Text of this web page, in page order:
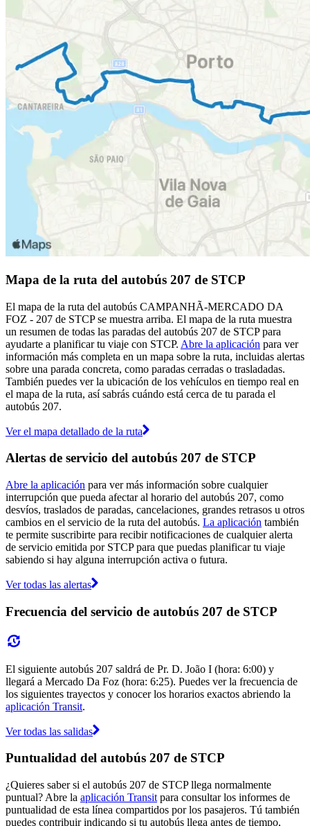
Mapa de la ruta del autobús 207 de STCP
El mapa de la ruta del autobús CAMPANHÃ-MERCADO DA
FOZ - 207 de STCP se muestra arriba. El mapa de la ruta muestra
un resumen de todas las paradas del autobús 207 de STCP para
ayudarte a planificar tu viaje con STCP. Abre la aplicación para ver
información más completa en un mapa sobre la ruta, incluidas alertas
sobre una parada concreta, como paradas cerradas o trasladadas.
También puedes ver la ubicación de los vehículos en tiempo real en
el mapa de la ruta, así sabrás cuándo está cerca de tu parada el
autobús 207.
Ver el mapa detallado de la ruta
Alertas de servicio del autobús 207 de STCP
Abre la aplicación para ver más información sobre cualquier
interrupción que pueda afectar al horario del autobús 207, como
desvíos, traslados de paradas, cancelaciones, grandes retrasos u otros
cambios en el servicio de la ruta del autobús. La aplicación también
te permite suscribirte para recibir notificaciones de cualquier alerta
de servicio emitida por STCP para que puedas planificar tu viaje
sabiendo si hay alguna interrupción activa o futura.
Ver todas las alertas
Frecuencia del servicio de autobús 207 de STCP
El siguiente autobús 207 saldrá de Pr. D. João I (hora: 6:00) y
llegará a Mercado Da Foz (hora: 6:25). Puedes ver la frecuencia de
los siguientes trayectos y conocer los horarios exactos abriendo la
aplicación Transit.
Ver todas las salidas
Puntualidad del autobús 207 de STCP
¿Quieres saber si el autobús 207 de STCP llega normalmente
puntual? Abre la aplicación Transit para consultar los informes de
puntualidad de esta línea compartidos por los pasajeros. Tú también
puedes contribuir indicando si tu autobús llega antes de tiempo,